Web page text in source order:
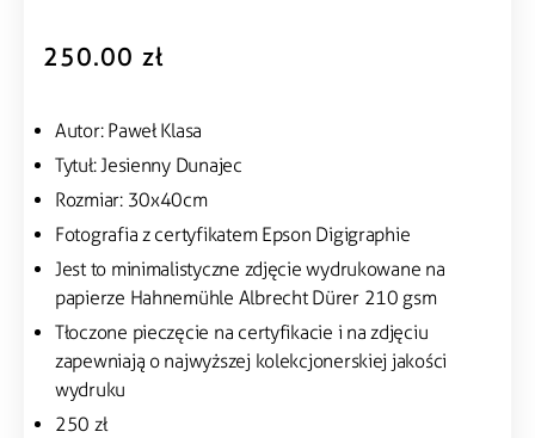
250.00 zł
Autor: Paweł Klasa
Tytuł: Jesienny Dunajec
Rozmiar: 30x40cm
Fotografia z certyfikatem Epson Digigraphie
Jest to minimalistyczne zdjęcie wydrukowane na
papierze Hahnemühle Albrecht Dürer 210 gsm
Tłoczone pieczęcie na certyfikacie i na zdjęciu
zapewniają o najwyższej kolekcjonerskiej jakości
wydruku
250 zł